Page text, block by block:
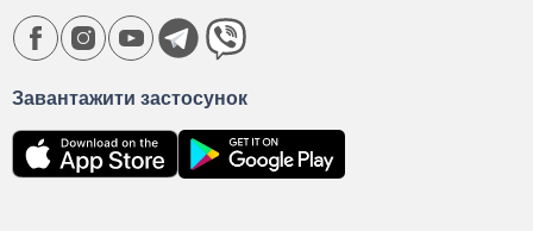
Завантажити застосунок